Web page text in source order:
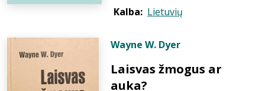
Kalba: Lietuvių
Wayne W. Dyer
Laisvas žmogus ar
auka?